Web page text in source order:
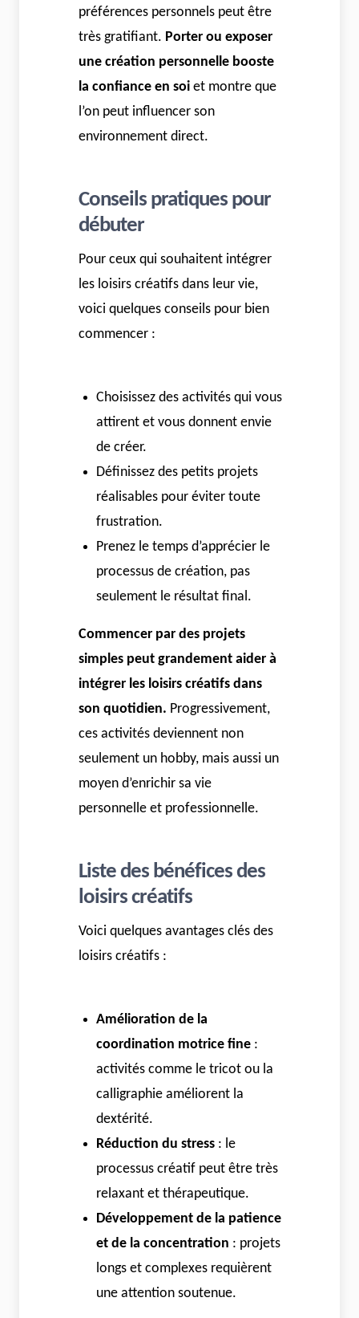
préférences personnels peut être
très gratifiant. Porter ou exposer
une création personnelle booste
la confiance en soi et montre que
l’on peut influencer son
environnement direct.
Conseils pratiques pour
débuter
Pour ceux qui souhaitent intégrer
les loisirs créatifs dans leur vie,
voici quelques conseils pour bien
commencer :
Choisissez des activités qui vous
attirent et vous donnent envie
de créer.
Définissez des petits projets
réalisables pour éviter toute
frustration.
Prenez le temps d’apprécier le
processus de création, pas
seulement le résultat final.
Commencer par des projets
simples peut grandement aider à
intégrer les loisirs créatifs dans
son quotidien. Progressivement,
ces activités deviennent non
seulement un hobby, mais aussi un
moyen d’enrichir sa vie
personnelle et professionnelle.
Liste des bénéfices des
loisirs créatifs
Voici quelques avantages clés des
loisirs créatifs :
Amélioration de la
coordination motrice fine :
activités comme le tricot ou la
calligraphie améliorent la
dextérité.
Réduction du stress : le
processus créatif peut être très
relaxant et thérapeutique.
Développement de la patience
et de la concentration : projets
longs et complexes requièrent
une attention soutenue.